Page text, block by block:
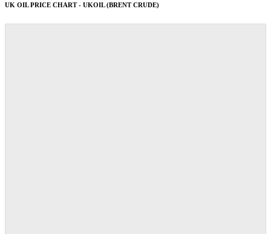
UK OIL PRICE CHART - UKOIL (BRENT CRUDE)